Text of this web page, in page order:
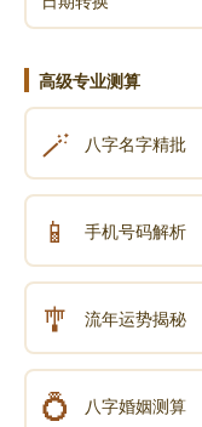
高级专业测算
🪄 八字名字精批
📱 手机号码解析
🎐 流年运势揭秘
💍 八字婚姻测算